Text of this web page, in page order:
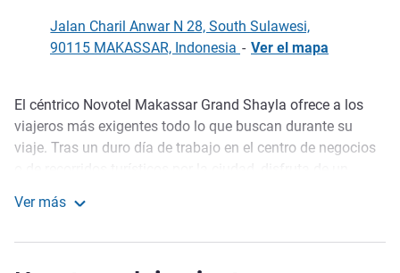
Jalan Charil Anwar N 28, South Sulawesi,
90115 MAKASSAR, Indonesia - Ver el mapa
Descripción
El céntrico Novotel Makassar Grand Shayla ofrece a los
viajeros más exigentes todo lo que buscan durante su
viaje. Tras un duro día de trabajo en el centro de negocios
servicio de 4 estrellas y unas instalaciones de primera
Ver más